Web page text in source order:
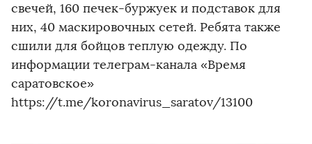
свечей, 160 печек-буржуек и подставок для
них, 40 маскировочных сетей. Ребята также
сшили для бойцов теплую одежду. По
информации телеграм-канала «Время
саратовское»
https://t.me/koronavirus_saratov/13100